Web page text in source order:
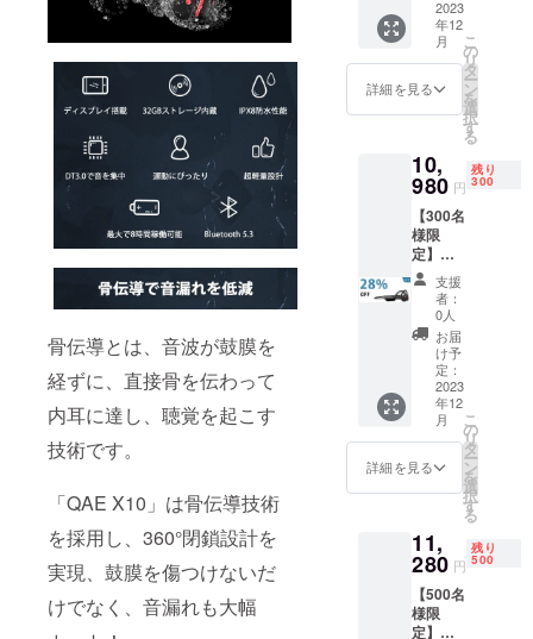
骨伝導とは、音波が鼓膜を
経ずに、直接骨を伝わって
内耳に達し、聴覚を起こす
技術です。
「QAE X10」は骨伝導技術
を採用し、360°閉鎖設計を
実現、鼓膜を傷つけないだ
けでなく、音漏れも大幅
引き続きよ
ろしくお願
いいたしま
す。
扱説明
書×1 変
換アダ
プター
×1 調節
販売予
定価
格：
15,360
円（税
込） ※
送料無
本国内
限定）
内容
物：
「QAE
X10」
本体×1
充電
ケーブ
ル×1 日
本語取
扱説明
書×1 変
換アダ
プター
×1 調節
用ひも
2023
年12
月
詳細を見る
こ
の
リ
タ
ー
ン
を
選
択
す
る
10,
980 円
残り
300
【300名
様限
定】超
早割
28％OF
「QAE
X10」
×1 一般
販売予
定価
格：
15,360
円（税
込） ※
送料無
本国内
限定）
内容
物：
「QAE
X10」
支援
者：
0人
お届
け予
定：
2023
年12
月
詳細を見る
こ
の
リ
タ
ー
ン
を
選
択
す
る
11,
280 円
残り
500
【500名
様限
定】早